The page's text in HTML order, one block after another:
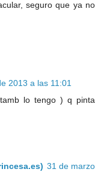
seguro que ya no
2013 a las 11:01
lo tengo ) q pinta
31 de marzo